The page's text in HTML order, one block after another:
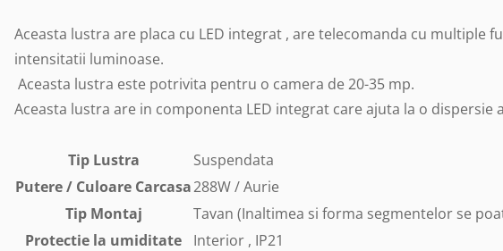
Aceasta lustra are placa cu LED integrat , are telecomanda cu multiple
intensitatii luminoase.
Aceasta lustra este potrivita pentru o camera de 20-35 mp.
Aceasta lustra are in componenta LED integrat care ajuta la o
Tip Lustra
Suspendata
Putere / Culoare Carcasa288W / Aurie
Tip Montaj
Tavan (Inaltimea si forma segmentelor se
Protectie la umiditate
Interior , IP21